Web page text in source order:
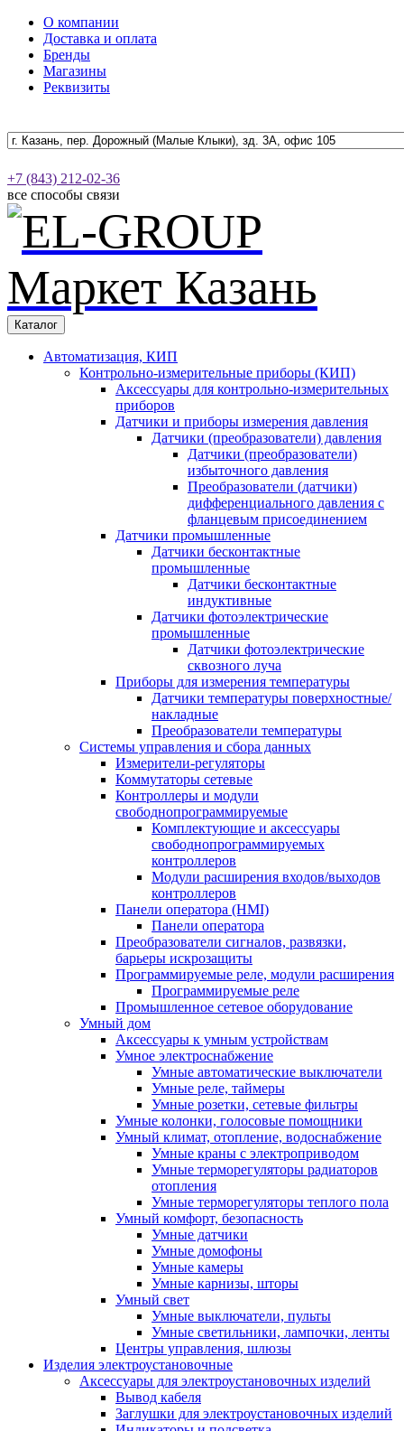
О компании
Доставка и оплата
Бренды
Магазины
Реквизиты
+7 (843) 212-02-36
все способы связи
Каталог
Автоматизация, КИП
Контрольно-измерительные приборы (КИП)
Аксессуары для контрольно-измерительных
приборов
Датчики и приборы измерения давления
Датчики (преобразователи) давления
Датчики (преобразователи)
избыточного давления
Преобразователи (датчики)
дифференциального давления с
фланцевым присоединением
Датчики промышленные
Датчики бесконтактные
промышленные
Датчики бесконтактные
индуктивные
Датчики фотоэлектрические
промышленные
Датчики фотоэлектрические
сквозного луча
Приборы для измерения температуры
Датчики температуры поверхностные/
накладные
Преобразователи температуры
Системы управления и сбора данных
Измерители-регуляторы
Коммутаторы сетевые
Контроллеры и модули
свободнопрограммируемые
Комплектующие и аксессуары
свободнопрограммируемых
контроллеров
Модули расширения входов/выходов
контроллеров
Панели оператора (HMI)
Панели оператора
Преобразователи сигналов, развязки,
барьеры искрозащиты
Программируемые реле, модули расширения
Программируемые реле
Промышленное сетевое оборудование
Умный дом
Аксессуары к умным устройствам
Умное электроснабжение
Умные автоматические выключатели
Умные реле, таймеры
Умные розетки, сетевые фильтры
Умные колонки, голосовые помощники
Умный климат, отопление, водоснабжение
Умные краны с электроприводом
Умные терморегуляторы радиаторов
отопления
Умные терморегуляторы теплого пола
Умный комфорт, безопасность
Умные датчики
Умные домофоны
Умные камеры
Умные карнизы, шторы
Умный свет
Умные выключатели, пульты
Умные светильники, лампочки, ленты
Центры управления, шлюзы
Изделия электроустановочные
Аксессуары для электроустановочных изделий
Вывод кабеля
Заглушки для электроустановочных изделий